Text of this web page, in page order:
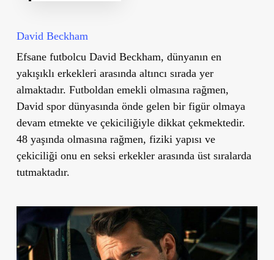
David Beckham
Efsane futbolcu David Beckham, dünyanın en
yakışıklı erkekleri arasında altıncı sırada yer
almaktadır. Futboldan emekli olmasına rağmen,
David spor dünyasında önde gelen bir figür olmaya
devam etmekte ve çekiciliğiyle dikkat çekmektedir.
48 yaşında olmasına rağmen, fiziki yapısı ve
çekiciliği onu en seksi erkekler arasında üst sıralarda
tutmaktadır.